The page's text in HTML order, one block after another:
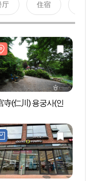
厅 住宿
寺(仁川) 용궁사(인